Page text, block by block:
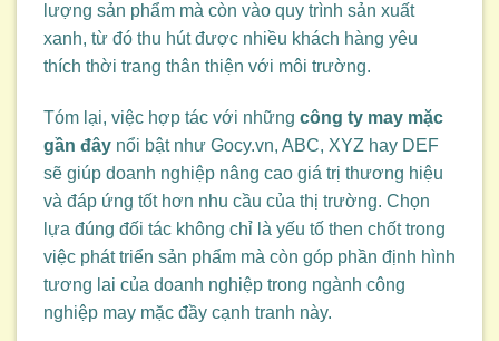
lượng sản phẩm mà còn vào quy trình sản xuất
xanh, từ đó thu hút được nhiều khách hàng yêu
thích thời trang thân thiện với môi trường.
Tóm lại, việc hợp tác với những công ty may mặc
gần đây nổi bật như Gocy.vn, ABC, XYZ hay DEF
sẽ giúp doanh nghiệp nâng cao giá trị thương hiệu
và đáp ứng tốt hơn nhu cầu của thị trường. Chọn
lựa đúng đối tác không chỉ là yếu tố then chốt trong
việc phát triển sản phẩm mà còn góp phần định hình
tương lai của doanh nghiệp trong ngành công
nghiệp may mặc đầy cạnh tranh này.